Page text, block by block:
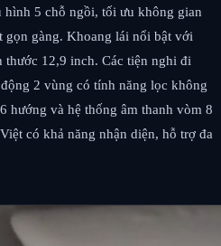
hình 5 chỗ ngồi, tối ưu không gian
gọn gàng. Khoang lái nổi bật với
12,9 inch. Các tiện nghi đi
2 vùng có tính năng lọc không
hướng và hệ thống âm thanh vòm 8
có khả năng nhận diện, hỗ trợ đa